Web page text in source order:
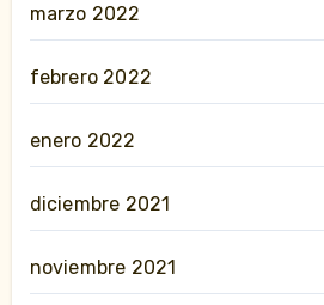
marzo 2022
febrero 2022
enero 2022
diciembre 2021
noviembre 2021